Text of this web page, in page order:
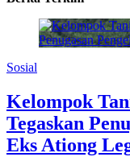
Sosial
Kelompok
Tegaskan
Eks Ationg